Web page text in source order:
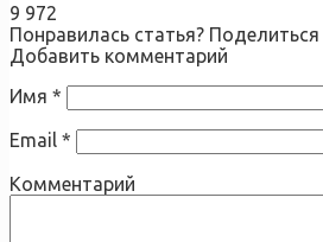
9 972
Понравилась статья?
Добавить комментарий
Имя *
Email *
Комментарий